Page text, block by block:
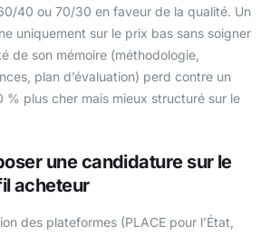
40 ou 70/30 en faveur de la qualité. Un
uniquement sur le prix bas sans soigner
de son mémoire (méthodologie,
plan d’évaluation) perd contre un
% plus cher mais mieux structuré sur le
une candidature sur le
acheteur
des plateformes (PLACE pour l’État,